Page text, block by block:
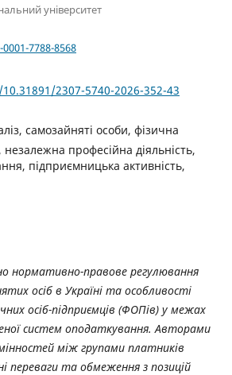
університет
7788-8568
2307-5740-2026-352-43
самозайняті особи, фізична
професійна діяльність,
підприємницька активність,
нормативно-правове регулювання
осіб в Україні та особливості
осіб-підприємців (ФОПів) у межах
систем оподаткування. Авторами
між групами платників
переваги та обмеження з позицій